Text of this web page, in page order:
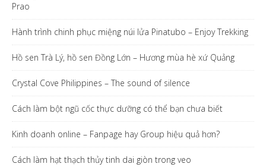
Prao
Hành trình chinh phục miệng núi lửa Pinatubo – Enjoy Trekking
Hồ sen Trà Lý, hồ sen Đồng Lớn – Hương mùa hè xứ Quảng
Crystal Cove Philippines – The sound of silence
Cách làm bột ngũ cốc thực dưỡng có thể bạn chưa biết
Kinh doanh online – Fanpage hay Group hiệu quả hơn?
Cách làm hạt thạch thủy tinh dai giòn trong veo